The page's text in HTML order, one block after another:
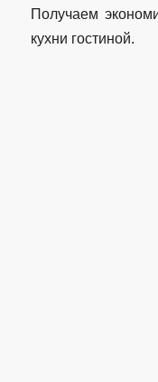
Получаем
кухни гостиной.